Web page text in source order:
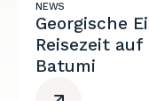
NEWS
Georgische
Reisezeit
Batumi